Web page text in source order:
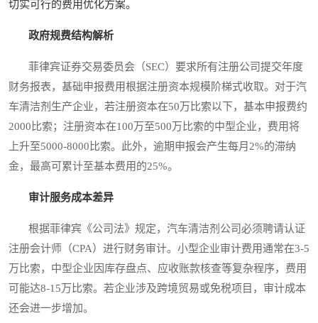
切实可行的费用优化方案。
政府规费结构解析
菲律宾证券交易委员会（SEC）要求所有注册公司提交年度
财务报表，基础申报费用根据注册资本规模阶梯式收取。对于汽
车清洁剂生产企业，若注册资本在50万比索以下，基本申报费约
2000比索；注册资本在100万至500万比索的中型企业，费用将
上升至5000-8000比索。此外，逾期申报会产生每月2%的滞纳
金，最高可累计至基本费用的25%。
审计服务成本差异
根据菲律宾《公司法》规定，汽车清洁剂公司必须聘请认证
注册会计师（CPA）进行财务审计。小型企业审计费用通常在3-5
万比索，中型企业因库存盘点、应收账款核查等复杂程序，费用
可能达8-15万比索。若企业涉及跨境贸易或免税项目，审计成本
还会进一步增加。